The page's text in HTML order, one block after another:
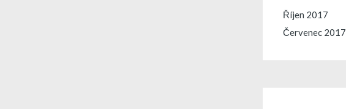
Říjen 2017
Červenec 2017